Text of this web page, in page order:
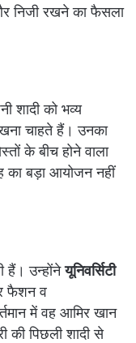
निजी रखने का फैसला
शादी को भव्य
चाहते हैं। उनका
के बीच होने वाला
का बड़ा आयोजन नहीं
हैं। उन्होंनेयूनिवर्सिटी
फैशन व
में वह आमिर खान
की पिछली शादी से